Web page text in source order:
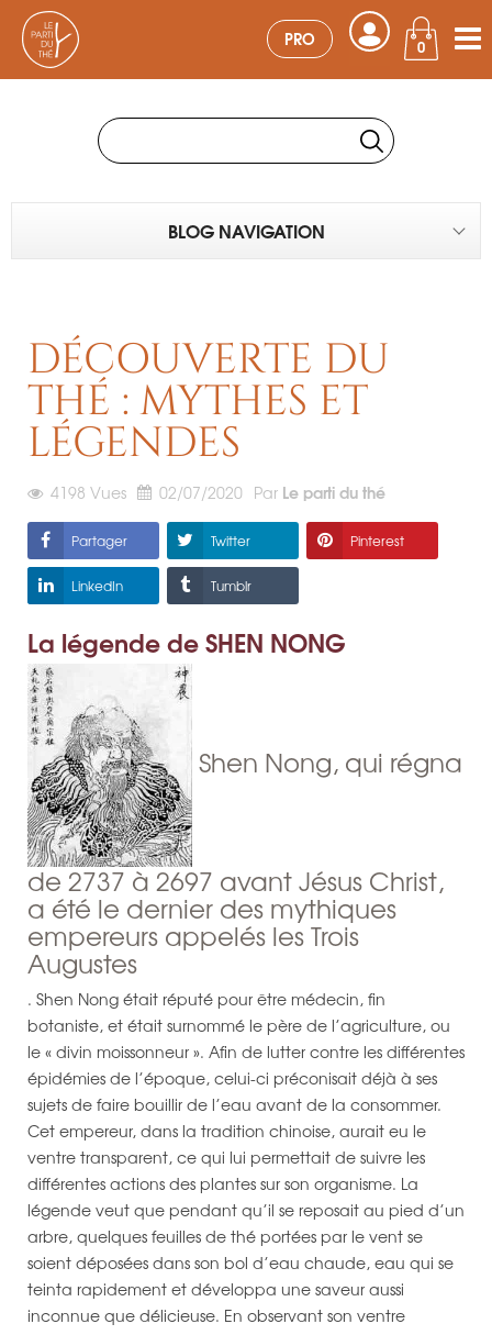
PRO 0
BLOG NAVIGATION
DÉCOUVERTE DU
THÉ : MYTHES ET
LÉGENDES
4198 Vues 02/07/2020 Par Le parti du thé
Partager Twitter Pinterest
LinkedIn Tumblr
La légende de SHEN NONG
Shen Nong, qui régna
de 2737 à 2697 avant Jésus Christ,
a été le dernier des mythiques
empereurs appelés les Trois
Augustes
. Shen Nong était réputé pour être médecin, fin
botaniste, et était surnommé le père de l’agriculture, ou
le « divin moissonneur ». Afin de lutter contre les différentes
épidémies de l’époque, celui-ci préconisait déjà à ses
sujets de faire bouillir de l’eau avant de la consommer.
Cet empereur, dans la tradition chinoise, aurait eu le
ventre transparent, ce qui lui permettait de suivre les
différentes actions des plantes sur son organisme. La
légende veut que pendant qu’il se reposait au pied d’un
arbre, quelques feuilles de thé portées par le vent se
soient déposées dans son bol d’eau chaude, eau qui se
teinta rapidement et développa une saveur aussi
inconnue que délicieuse. En observant son ventre